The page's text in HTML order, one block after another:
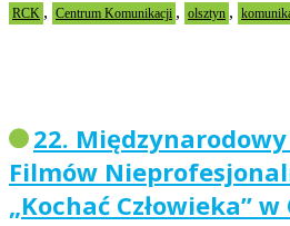
RCK , Centrum Komunikacji , olsztyn ,
22.
Filmów
„Kochać Człowieka”